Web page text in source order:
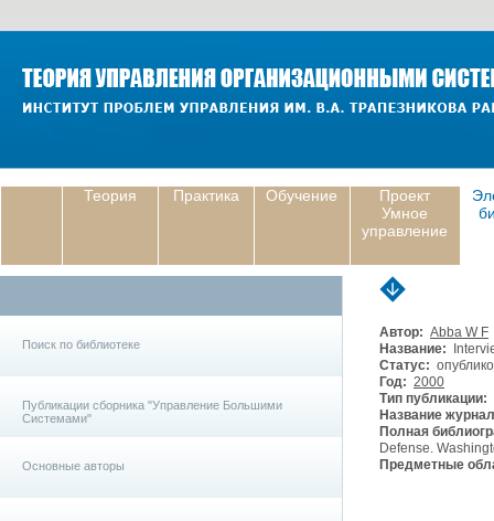
Теория Практика Обучение
Проект
Умное
управление
Поиск по библиотеке
Публикации сборника "Управление Большими
Системами"
Основные авторы
Автор: Abba W F
Название:
Статус:
Год: 2000
Тип публикации:
Название
Полная
Defense.
Предметные